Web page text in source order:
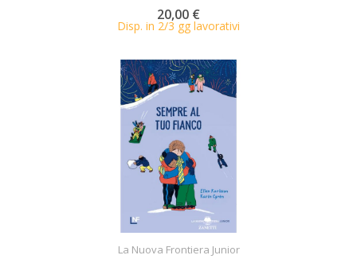
20,00 €
Disp. in 2/3 gg lavorativi
La Nuova Frontiera Junior